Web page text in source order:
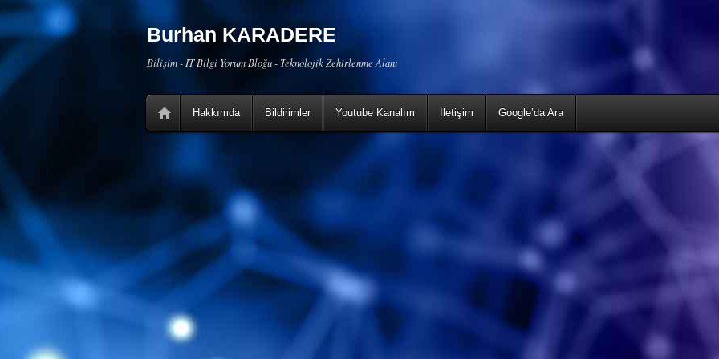
Burhan KARADERE
Bilişim - IT Bilgi Yorum Bloğu - Teknolojik Zehirlenme Alanı
Hakkımda Bildirimler Youtube Kanalım İletişim Google’da Ara